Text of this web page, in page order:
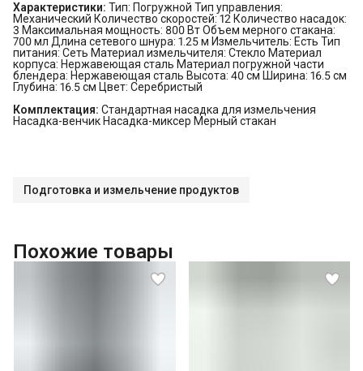
Характеристики: Тип: Погружной Тип управления:
Механический Количество скоростей: 12 Количество насадок:
3 Максимальная мощность: 800 Вт Объем мерного стакана:
700 мл Длина сетевого шнура: 1.25 м Измельчитель: Есть Тип
питания: Сеть Материал измельчителя: Стекло Материал
корпуса: Нержавеющая сталь Материал погружной части
блендера: Нержавеющая сталь Высота: 40 см Ширина: 16.5 см
Глубина: 16.5 см Цвет: Серебристый
Комплектация: Стандартная насадка для измельчения
Насадка-венчик Насадка-миксер Мерный стакан
Подготовка и измельчение продуктов
Похожие товары